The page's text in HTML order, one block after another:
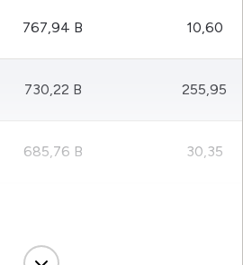
767,94 B 10,60
730,22 B 255,95
685,76 B 30,35